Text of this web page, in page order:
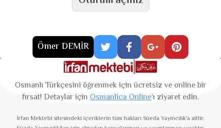
Ömer DEMİR
Osmanlı Türkçesini öğrenmek için ücretsiz ve online bir
fırsat! Detaylar için Osmanlica Online’ı ziyaret edin.
İrfan Mektebi sitesindeki içeriklerin tüm hakları Süeda Yayıncılık'a aittir.